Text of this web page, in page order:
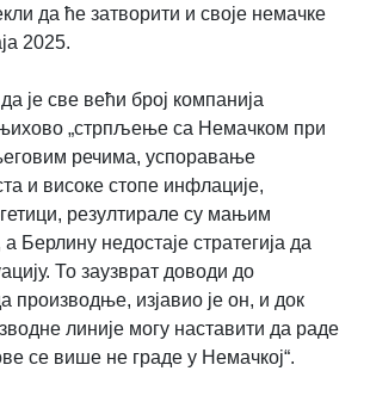
да ће затворити и своје немачке
2025.
је све већи број компанија
њихово „стрпљење са Немачком при
речима, успоравање
и високе стопе инфлације,
резултирале су мањим
Берлину недостаје стратегија да
То заузврат доводи до
производње, изјавио је он, и док
линије могу наставити да раде
се више не граде у Немачкој“.